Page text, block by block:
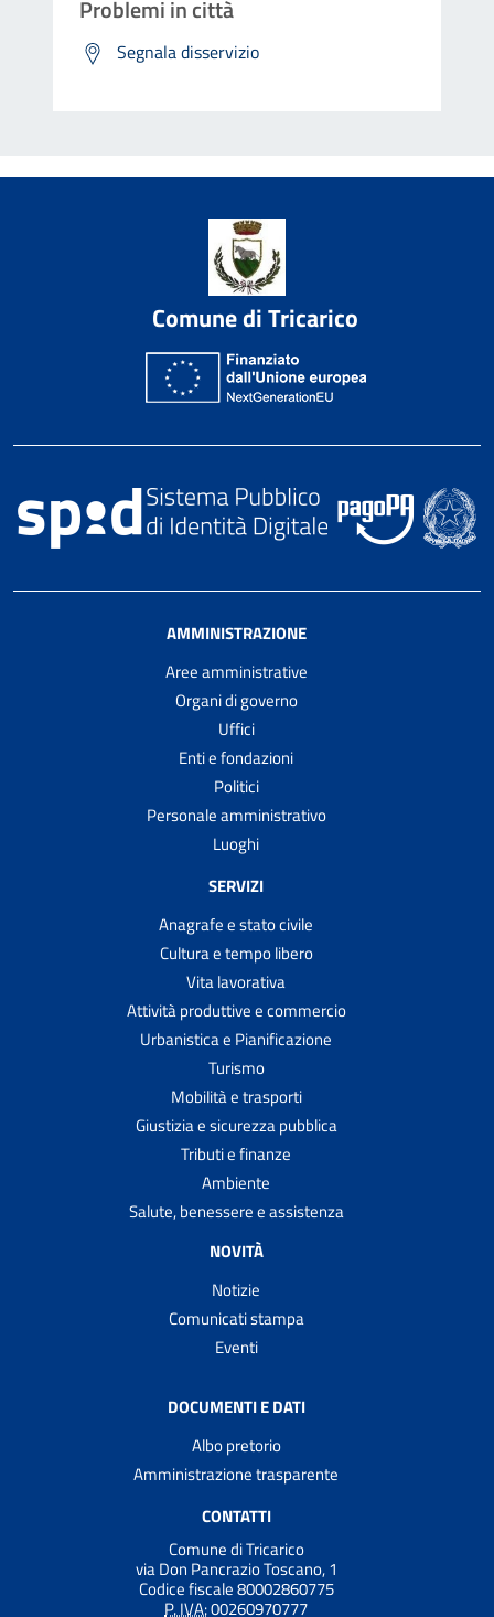
Problemi in città
Segnala disservizio
Comune di Tricarico
AMMINISTRAZIONE
Aree amministrative
Organi di governo
Uffici
Enti e fondazioni
Politici
Personale amministrativo
Luoghi
SERVIZI
Anagrafe e stato civile
Cultura e tempo libero
Vita lavorativa
Attività produttive e commercio
Urbanistica e Pianificazione
Turismo
Mobilità e trasporti
Giustizia e sicurezza pubblica
Tributi e finanze
Ambiente
Salute, benessere e assistenza
NOVITÀ
Notizie
Comunicati stampa
Eventi
DOCUMENTI E DATI
Albo pretorio
Amministrazione trasparente
CONTATTI
Comune di Tricarico
via Don Pancrazio Toscano, 1
Codice fiscale 80002860775
P. IVA:00260970777